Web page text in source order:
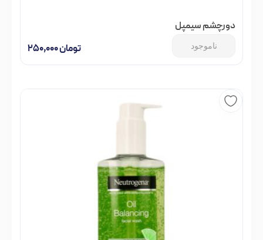
دور‌چشم سیمپل
تومان
ناموجود